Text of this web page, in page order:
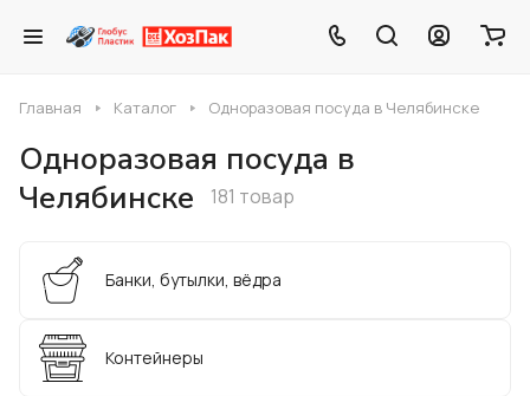
Главная Каталог Одноразовая посуда в Челябинске
Одноразовая посуда в
Челябинске
181 товар
Банки, бутылки, вёдра
Контейнеры